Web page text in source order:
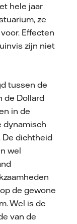
hele jaar
ze
Effecten
zijn niet
tussen de
de Dollard
in de
dynamisch
De dichtheid
wel
de gewone
Wel is de
van de